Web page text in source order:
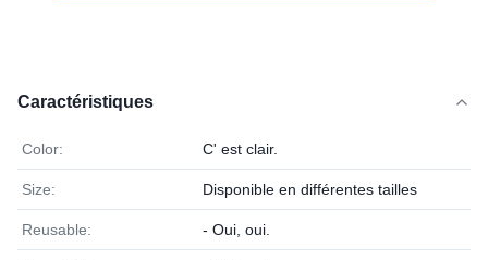
Caractéristiques
Color: C' est clair.
Size: Disponible en différentes tailles
Reusable: - Oui, oui.